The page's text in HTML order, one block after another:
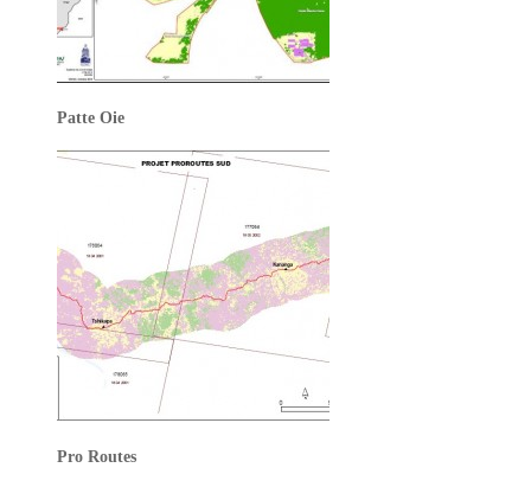
Patte Oie
Pro Routes